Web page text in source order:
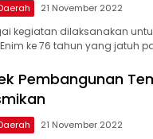
21 November 2022
kegiatan dilaksanakan
ke 76 tahun yang jatuh
Pembangunan
21 November 2022